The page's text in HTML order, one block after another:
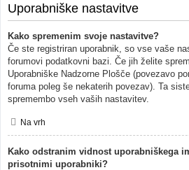
Uporabniške nastavitve
Kako spremenim svoje nastavitve?
Če ste registriran uporabnik, so vse vaše
forumovi podatkovni bazi. Če jih želite
Uporabniške Nadzorne Plošče (povezavo
foruma poleg še nekaterih povezav). Ta
spremembo vseh vaših nastavitev.
Na vrh
Kako odstranim vidnost uporabniškega
prisotnimi uporabniki?